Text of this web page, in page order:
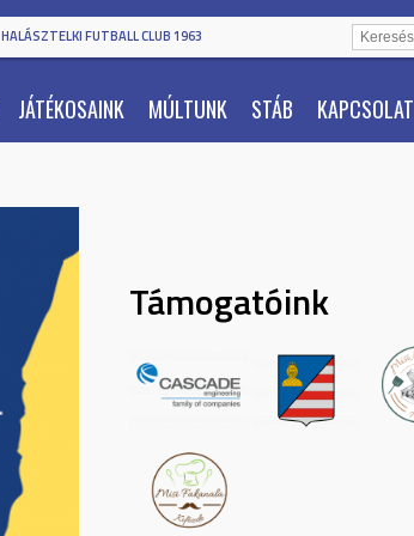
HALÁSZTELKI FUTBALL CLUB 1963
JÁTÉKOSAINK MÚLTUNK STÁB KAPCSOLAT
Támogatóink